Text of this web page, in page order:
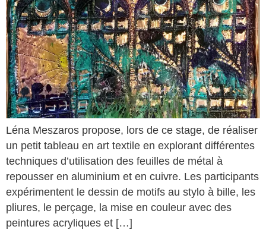
Léna Meszaros propose, lors de ce stage, de réaliser
un petit tableau en art textile en explorant différentes
techniques d’utilisation des feuilles de métal à
repousser en aluminium et en cuivre. Les participants
expérimentent le dessin de motifs au stylo à bille, les
pliures, le perçage, la mise en couleur avec des
peintures acryliques et […]